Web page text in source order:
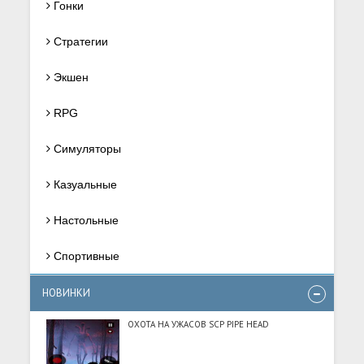
Гонки
Стратегии
Экшен
RPG
Симуляторы
Казуальные
Настольные
Спортивные
НОВИНКИ
ОХОТА НА УЖАСОВ SCP PIPE HEAD